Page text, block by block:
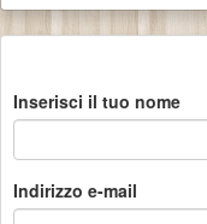
Inserisci il tuo nome
Indirizzo e-mail